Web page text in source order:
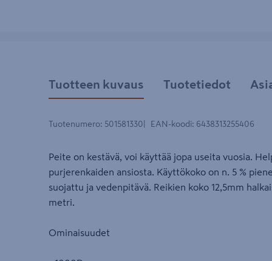
Tuotteen kuvaus Tuotetiedot
Tuotenumero: 501581330 EAN-koodi: 6438313255406
Peite on kestävä, voi käyttää jopa useita vuosia.
purjerenkaiden ansiosta. Käyttökoko on n. 5 %
suojattu ja vedenpitävä. Reikien koko 12,5mm
metri.
Ominaisuudet